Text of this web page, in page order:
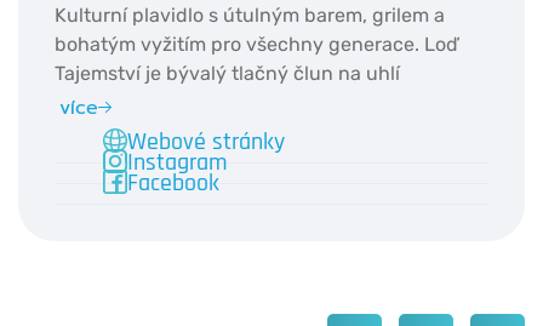
Kulturní plavidlo s útulným barem, grilem a
bohatým vyžitím pro všechny generace. Loď
Tajemství je bývalý tlačný člun na uhlí
přestavený na divadlo, v sále se toho ale děje
mnohem více - koncerty, loutková představení
nebo slam poetry.
více
Webové stránky
Instagram
Facebook